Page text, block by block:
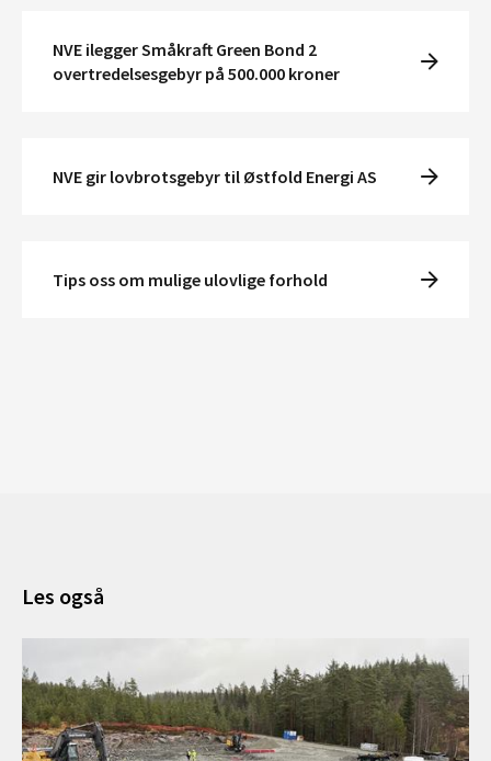
NVE ilegger Småkraft Green Bond 2
overtredelsesgebyr på 500.000 kroner
NVE gir lovbrotsgebyr til Østfold Energi AS
Tips oss om mulige ulovlige forhold
Les også